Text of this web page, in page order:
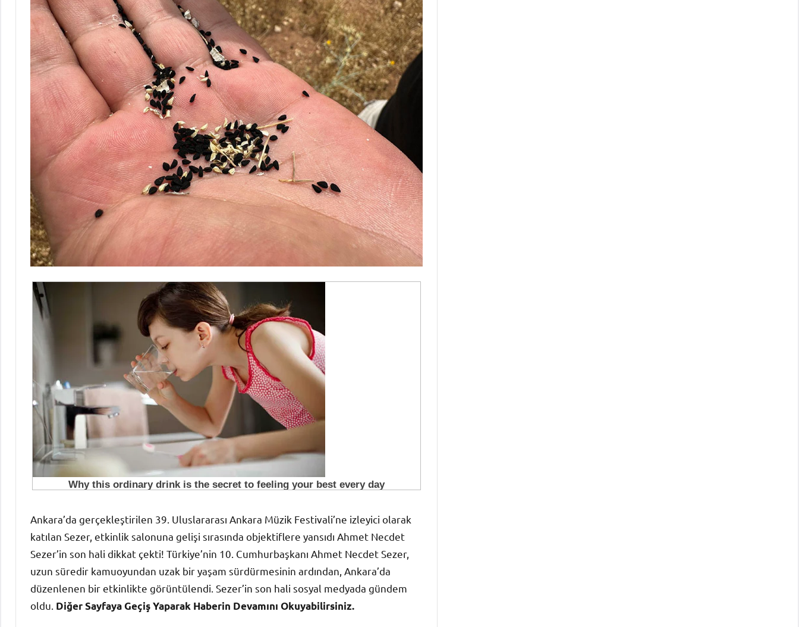
Ankara’da gerçekleştirilen 39. Uluslararası Ankara Müzik Festivali’ne izleyici olarak
katılan Sezer, etkinlik salonuna gelişi sırasında objektiflere yansıdı Ahmet Necdet
Sezer’in son hali dikkat çekti! Türkiye’nin 10. Cumhurbaşkanı Ahmet Necdet Sezer,
uzun süredir kamuoyundan uzak bir yaşam sürdürmesinin ardından, Ankara’da
düzenlenen bir etkinlikte görüntülendi. Sezer’in son hali sosyal medyada gündem
oldu. Diğer Sayfaya Geçiş Yaparak Haberin Devamını Okuyabilirsiniz.